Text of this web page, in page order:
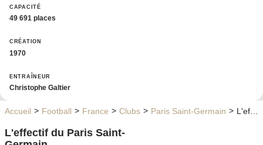
CAPACITÉ
49 691 places
CRÉATION
1970
ENTRAÎNEUR
Christophe Galtier
Accueil Football France Clubs Paris Saint-Germain L'effectif du Paris Saint-Germain
L'effectif du Paris Saint-